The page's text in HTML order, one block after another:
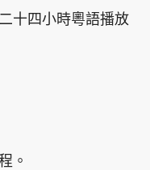
十四小時粵語播放
。